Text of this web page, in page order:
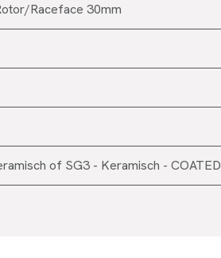
Raceface 30mm
of SG3 - Keramisch - COATED